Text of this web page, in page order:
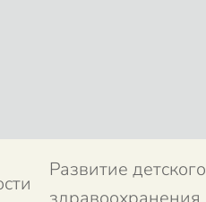
Развитие детского